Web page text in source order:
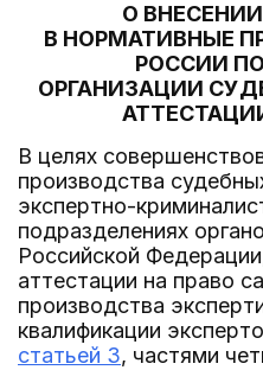
О
В НОРМАТИВНЫЕ
РОССИИ
ОРГАНИЗАЦИИ
В целях
производства
экспертно-
подразделениях
Российской
аттестации на право
производства
квалификации
статьей 3, частями